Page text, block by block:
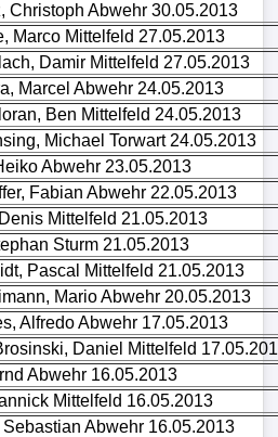
Christoph Abwehr 30.05.2013
Marco Mittelfeld 27.05.2013
Damir Mittelfeld 27.05.2013
Marcel Abwehr 24.05.2013
Ben Mittelfeld 24.05.2013
Michael Torwart 24.05.2013
Abwehr 23.05.2013
Fabian Abwehr 22.05.2013
Mittelfeld 21.05.2013
Sturm 21.05.2013
Pascal Mittelfeld 21.05.2013
Mario Abwehr 20.05.2013
Alfredo Abwehr 17.05.2013
Daniel Mittelfeld
Abwehr 16.05.2013
Mittelfeld 16.05.2013
Abwehr 16.05.2013